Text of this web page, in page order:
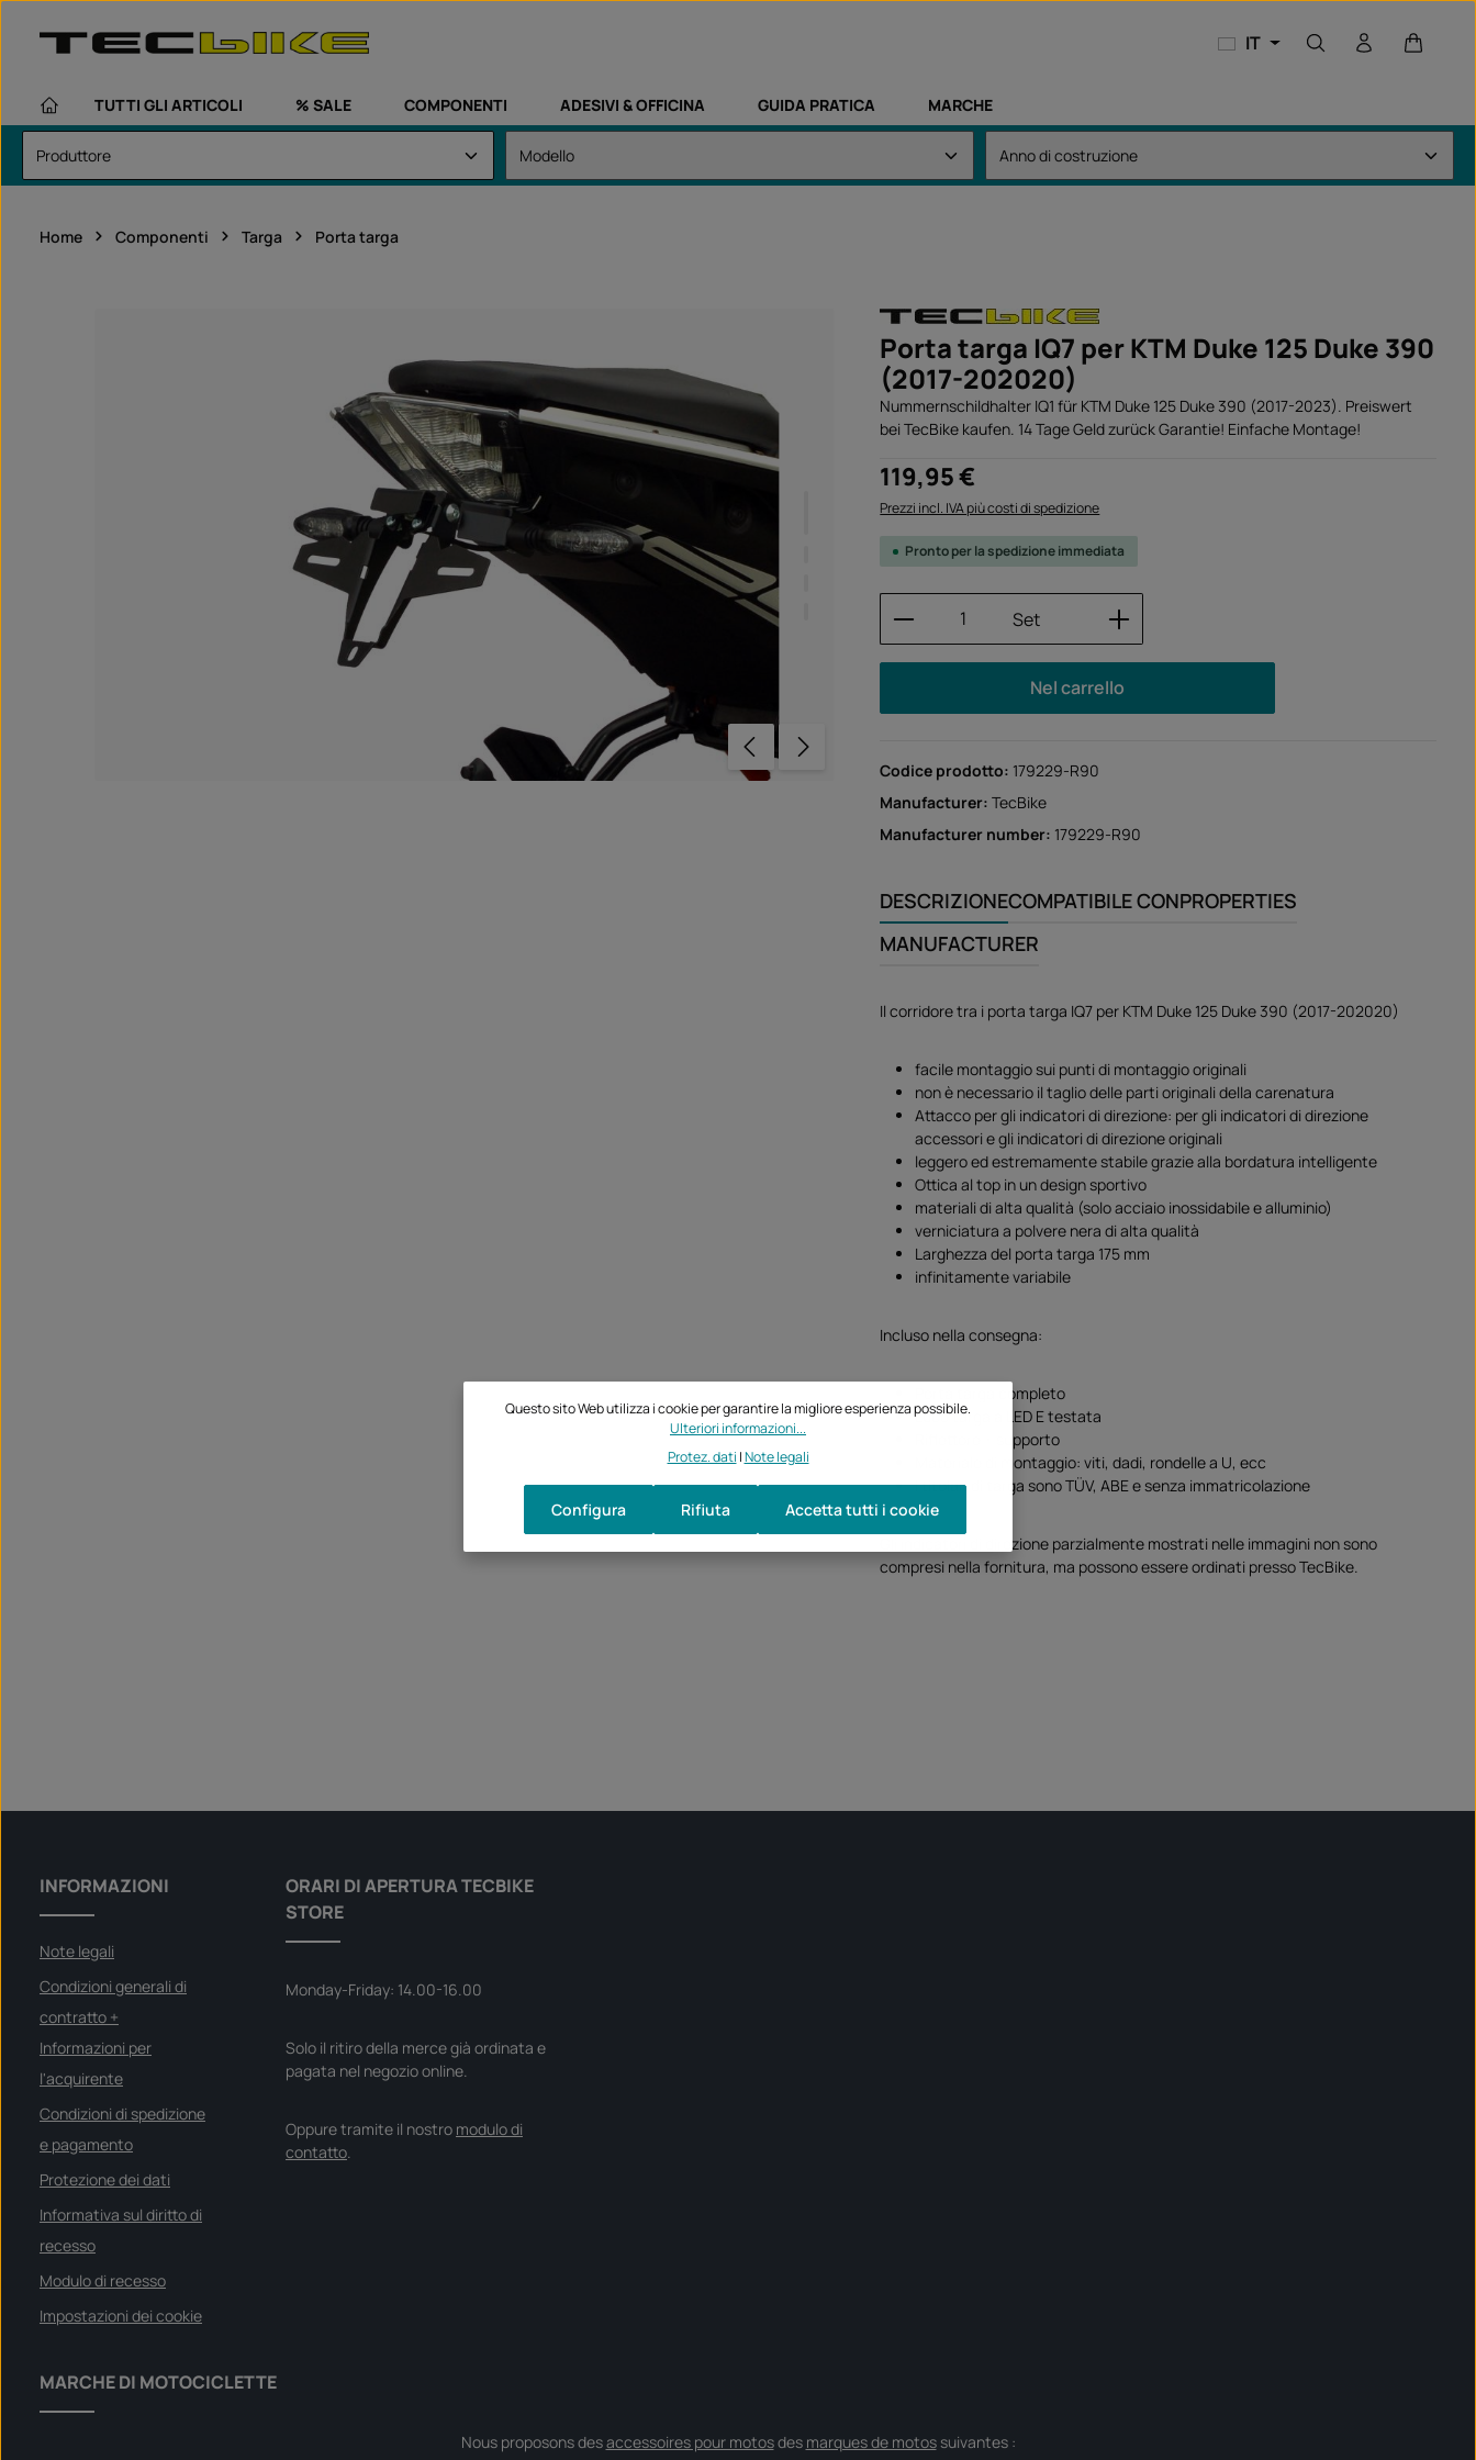
IT Il
TUTTI GLI ARTICOLI % SALE COMPONENTI ADESIVI & OFFICINA GUIDA PRATICA MARCHE
Home Componenti Targa Porta targa
Porta targa IQ7 per KTM Duke 125 Duke 390
(2017-202020)
Nummernschildhalter IQ1 für KTM Duke 125 Duke 390 (2017-2023). Preiswert
bei TecBike kaufen. 14 Tage Geld zurück Garantie! Einfache Montage!
Prezzo normale:
119,95 €
Prezzi incl. IVA più costi di spedizione
Pronto per la spedizione immediata
Quantità del prodotto: inserisci la quantità
Set
Nel carrello
Codice prodotto: 179229-R90
Manufacturer:TecBike
Manufacturer number: 179229-R90
DESCRIZIONECOMPATIBILE CONPROPERTIES
MANUFACTURER
Il corridore tra i porta targa IQ7 per KTM Duke 125 Duke 390 (2017-202020)
facile montaggio sui punti di montaggio originali
non è necessario il taglio delle parti originali della carenatura
Attacco per gli indicatori di direzione: per gli indicatori di direzione
accessori e gli indicatori di direzione originali
leggero ed estremamente stabile grazie alla bordatura intelligente
Ottica al top in un design sportivo
materiali di alta qualità (solo acciaio inossidabile e alluminio)
verniciatura a polvere nera di alta qualità
Larghezza del porta targa 175 mm
infinitamente variabile
Incluso nella consegna:
Porta targa completo
Luce targa a LED E testata
Riflettore + supporto
Materiale di montaggio: viti, dadi, rondelle a U, ecc
I titolari di targa sono TÜV, ABE e senza immatricolazione
Gli indicatori di direzione parzialmente mostrati nelle immagini non sono
compresi nella fornitura, ma possono essere ordinati presso TecBike.
INFORMAZIONI
Note legali
Condizioni generali di
contratto +
Informazioni per
l'acquirente
Condizioni di spedizione
e pagamento
Protezione dei dati
Informativa sul diritto di
recesso
Modulo di recesso
Impostazioni dei cookie
ORARI DI APERTURA TECBIKE
STORE
Monday-Friday: 14.00-16.00
Solo il ritiro della merce già ordinata e
pagata nel negozio online.
Oppure tramite il nostro modulo di
contatto.
MARCHE DI MOTOCICLETTE
Nous proposons desaccessoires pour motosdes marques de motossuivantes :
Questo sito Web utilizza i cookie per garantire la migliore esperienza possibile.
Ulteriori informazioni...
Protez. dati |Note legali
Rifiuta
Configura Accetta tutti i cookie